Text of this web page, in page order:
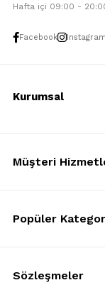
Hafta içi 09:00 -
Facebook Instagram
Kurumsal
Müşteri
Popüler
Sözleşmeler